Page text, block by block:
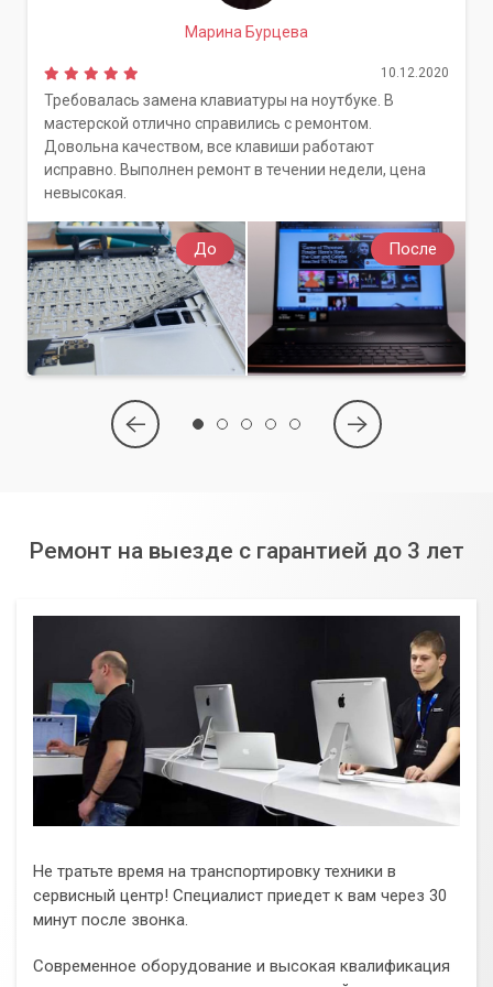
Доверьте свой компьютер профессионалам. Мы
гарантируем качественный и оперативный ремонт, чтобы
сутки.
До После
Марина Бурцева
10.12.2020
Требовалась замена клавиатуры на ноутбуке. В
мастерской отлично справились с ремонтом.
Довольна качеством, все клавиши работают
исправно. Выполнен ремонт в течении недели, цена
невысокая.
Ремонт на выезде с гарантией до 3 лет
Не тратьте время на транспортировку техники в
сервисный центр! Специалист приедет к вам через 30
минут после звонка.
Современное оборудование и высокая квалификация